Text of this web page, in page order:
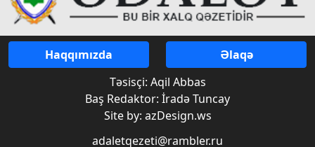
Haqqımızda
Əlaqə
Təsisçi: Aqil Abbas
Baş Redaktor: İradə Tuncay
Site by: azDesign.ws
adaletqezeti@rambler.ru